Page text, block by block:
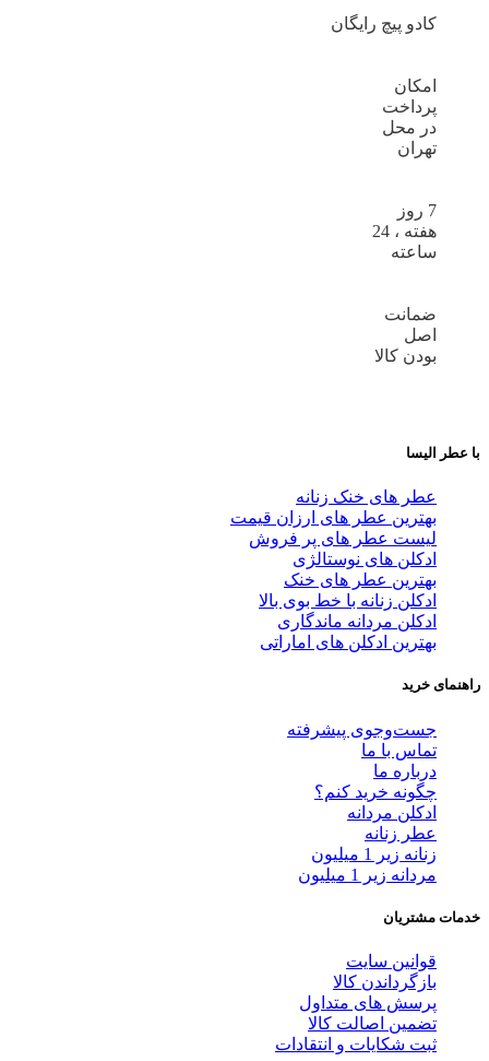
کادو پیچ رایگان
امکان
پرداخت
در محل
تهران
7 روز
هفته ، 24
ساعته
ضمانت
اصل
بودن کالا
با عطر الیسا
عطر های خنک زنانه
بهترین عطر های ارزان قیمت
لیست عطر های پر فروش
ادکلن های نوستالژی
بهترین عطر های خنک
ادکلن زنانه با خط بوی بالا
ادکلن مردانه ماندگاری
بهترین ادکلن های اماراتی
راهنمای خرید
جست‌وجوی پیشرفته
تماس با ما
درباره ما
چگونه خرید کنم؟
ادکلن مردانه
عطر زنانه
زنانه زیر 1 میلیون
مردانه زیر 1 میلیون
خدمات مشتریان
قوانین سایت
بازگرداندن کالا
پرسش های متداول
تضمین اصالت کالا
ثبت شکایات و انتقادات